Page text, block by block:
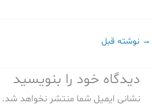
→ نوشته قبل
دیدگاه‌ خود را بنویسید
نشانی ایمیل شما منتشر نخواهد شد.